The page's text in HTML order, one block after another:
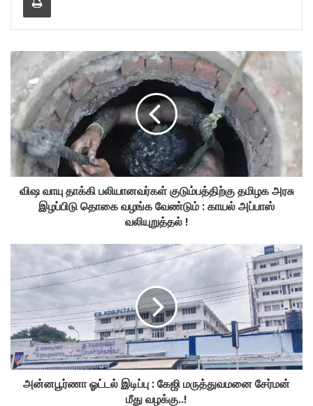
விஷ வாயு தாக்கி பலியானவர்கள் குடும்பத்திற்கு தமிழக அரசு
இழப்பிடு தொகை வழங்க வேண்டும் : காயல் அப்பாஸ்
வலியுறுத்தல் !
அன்னபூர்ணா ஓட்டல் இடிப்பு : கேஜி மருத்துவமனை சேர்மன்
மீது வழக்கு..!